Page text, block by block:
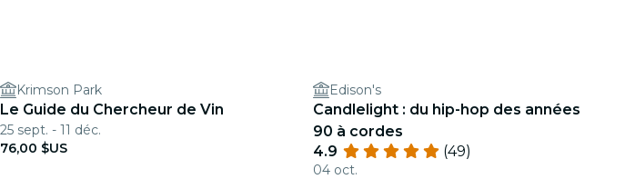
Krimson Park
Le Guide du Chercheur de Vin
25 sept. - 11 déc.
76,00 $US
Edison's
Candlelight : du hip-hop des années
90 à cordes
4.9
(49)
04 oct.